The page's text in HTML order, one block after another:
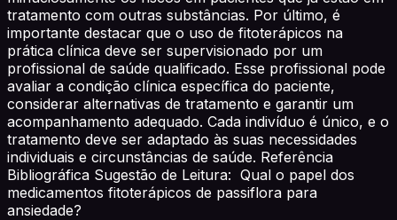
tratamento com outras substâncias. Por último, é
importante destacar que o uso de fitoterápicos na
prática clínica deve ser supervisionado por um
profissional de saúde qualificado. Esse profissional pode
avaliar a condição clínica específica do paciente,
considerar alternativas de tratamento e garantir um
acompanhamento adequado. Cada indivíduo é único, e o
tratamento deve ser adaptado às suas necessidades
individuais e circunstâncias de saúde. Referência
Bibliográfica Sugestão de Leitura: Qual o papel dos
medicamentos fitoterápicos de passiflora para
ansiedade?